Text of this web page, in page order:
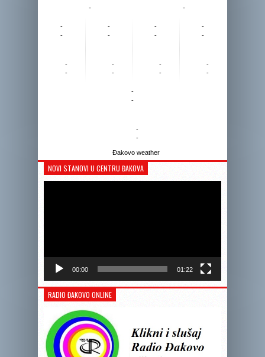
-
-
-
-
-
-
-
-
-
-
-
-
-
-
-
-
-
-
-
-
-
-
Đakovo weather
NOVI STANOVI U CENTRU ĐAKOVA
00:00 01:22
RADIO ĐAKOVO ONLINE